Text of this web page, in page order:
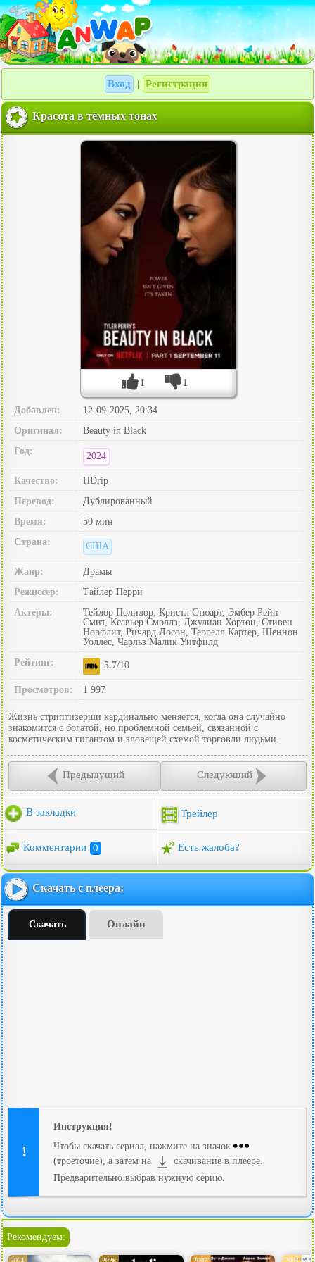
Вход Регистрация
Красота в тёмных тонах
1 1
Добавлен:
12-09-2025, 20:34
Оригинал:
Beauty in Black
Год:
2024
Качество:
HDrip
Перевод:
Дублированный
Время:
50 мин
Страна:
США
Жанр:
Драмы
Режиссер:
Тайлер Перри
Актеры:
Тейлор Полидор, Кристл Стюарт, Эмбер Рейн
Смит, Ксавьер Смоллз, Джулиан Хортон, Стивен
Норфлит, Ричард Лосон, Террелл Картер, Шеннон
Уоллес, Чарльз Малик Уитфилд
Рейтинг:
5.7/10
Просмотров: 1 997
Жизнь стриптизерши кардинально меняется, когда она случайно
знакомится с богатой, но проблемной семьей, связанной с
косметическим гигантом и зловещей схемой торговли людьми.
Предыдущий Следующий
В закладки Трейлер
Комментарии 0 Есть жалоба?
Скачать с плеера:
Скачать Онлайн
Инструкция!
Чтобы скачать сериал, нажмите на значок
(троеточие), а затем на
скачивание в плеере.
Предварительно выбрав нужную серию.
Рекомендуем:
2021 2025 2007 2004